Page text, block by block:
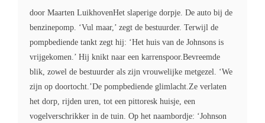
door Maarten LuikhovenHet slaperige dorpje. De auto bij de
benzinepomp. ‘Vul maar,’ zegt de bestuurder. Terwijl de
pompbediende tankt zegt hij: ‘Het huis van de Johnsons is
vrijgekomen.’ Hij knikt naar een karrenspoor.Bevreemde
blik, zowel de bestuurder als zijn vrouwelijke metgezel. ‘We
zijn op doortocht.’De pompbediende glimlacht.Ze verlaten
het dorp, rijden uren, tot een pittoresk huisje, een
vogelverschrikker in de tuin. Op het naambordje: ‘Johnson